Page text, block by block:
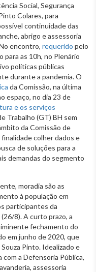
Social, Segurança
Colares, para
continuidade das
abrigo e assessoria
encontro, requerido pelo
para as 10h, no Plenário
políticas públicas
durante a pandemia. O
da Comissão, na última
espaço, no dia 23 de
e os serviços
Trabalho (GT) BH sem
da Comissão de
colher dados e
de soluções para a
demandas do segmento
moradia são as
à população em
participantes da
8). A curto prazo, a
fechamento do
em junho de 2020, que
Pinto. Idealizado e
com a Defensoria Pública,
assessoria